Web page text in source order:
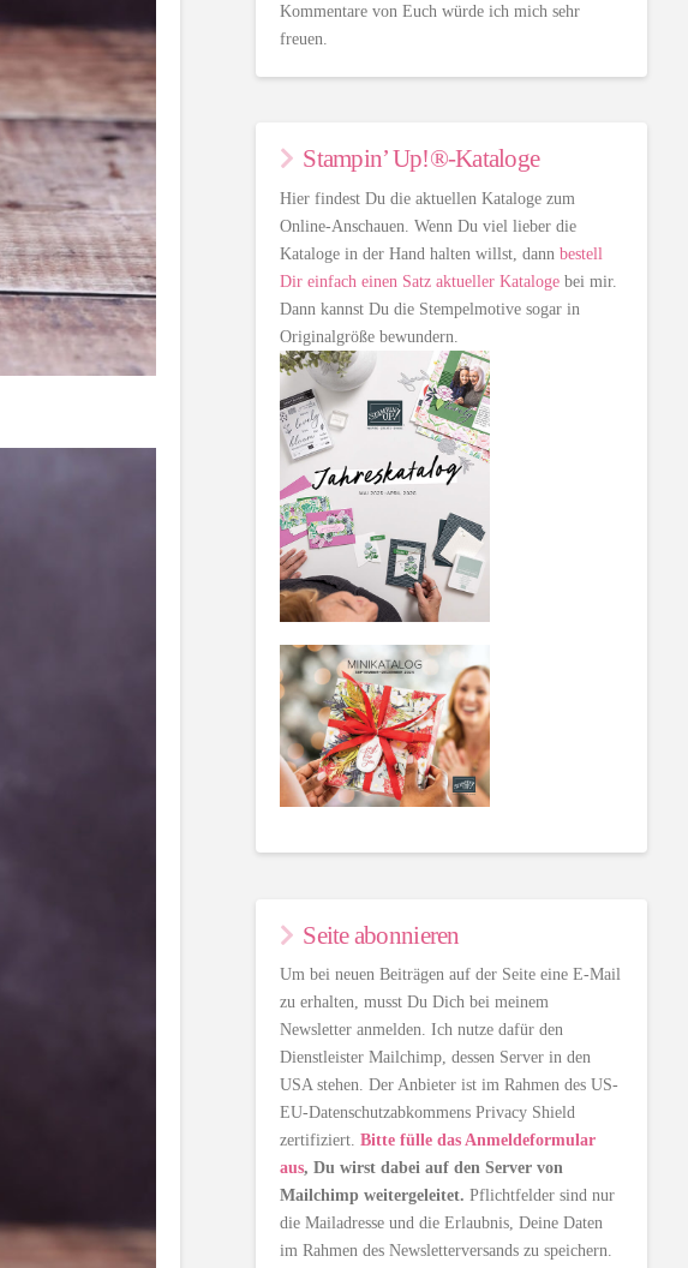
Kommentare von Euch würde ich mich sehr
freuen.
Stampin’ Up!®-Kataloge
Hier findest Du die aktuellen Kataloge zum
Online-Anschauen. Wenn Du viel lieber die
Kataloge in der Hand halten willst, dannbestell
Dir einfach einen Satz aktueller Kataloge bei mir.
Dann kannst Du die Stempelmotive sogar in
Originalgröße bewundern.
Seite abonnieren
Um bei neuen Beiträgen auf der Seite eine E-Mail
zu erhalten, musst Du Dich bei meinem
Newsletter anmelden. Ich nutze dafür den
Dienstleister Mailchimp, dessen Server in den
USA stehen. Der Anbieter ist im Rahmen des US-
EU-Datenschutzabkommens Privacy Shield
zertifiziert.Bitte fülle das Anmeldeformular
aus, Du wirst dabei auf den Server von
Mailchimp weitergeleitet. Pflichtfelder sind nur
die Mailadresse und die Erlaubnis, Deine Daten
im Rahmen des Newsletterversands zu speichern.